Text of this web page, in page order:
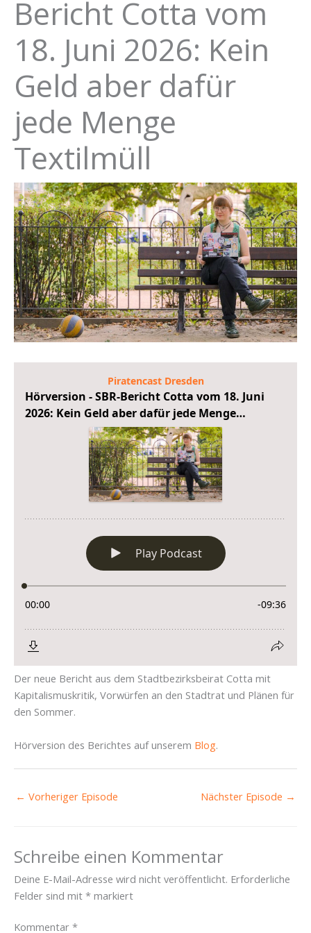
Bericht Cotta vom
18. Juni 2026: Kein
Geld aber dafür
jede Menge
Textilmüll
Der neue Bericht aus dem Stadtbezirksbeirat Cotta mit
Kapitalismuskritik, Vorwürfen an den Stadtrat und Plänen für
den Sommer.
Hörversion des Berichtes auf unserem Blog.
← Vorheriger Episode Nächster Episode →
Schreibe einen Kommentar
Deine E-Mail-Adresse wird nicht veröffentlicht. Erforderliche
Felder sind mit * markiert
Kommentar *